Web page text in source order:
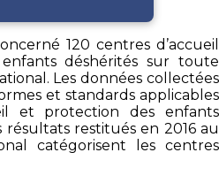
120 centres d’accueil
déshérités sur toute
Les données collectées
et standards applicables
et protection des enfants
résultats restitués en 2016 au
catégorisent les centres